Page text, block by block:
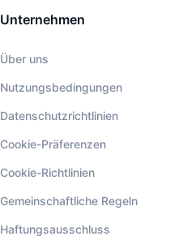
Unternehmen
Über uns
Nutzungsbedingungen
Datenschutzrichtlinien
Cookie-Präferenzen
Cookie-Richtlinien
Gemeinschaftliche Regeln
Haftungsausschluss